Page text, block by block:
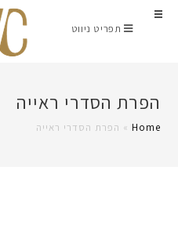
תפריט ניווט
הפרת הסדרי ראייה
Home
» הפרת הסדרי ראייה